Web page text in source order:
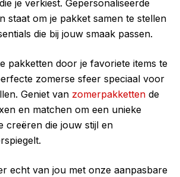
je verkiest. Gepersonaliseerde
staat om je pakket samen te stellen
die bij jouw smaak passen.
pakketten door je favoriete items te
zomerse sfeer speciaal voor
Geniet van zomerpakketten de
en matchen om een unieke
creëren die jouw stijl en
echt van jou met onze aanpasbare